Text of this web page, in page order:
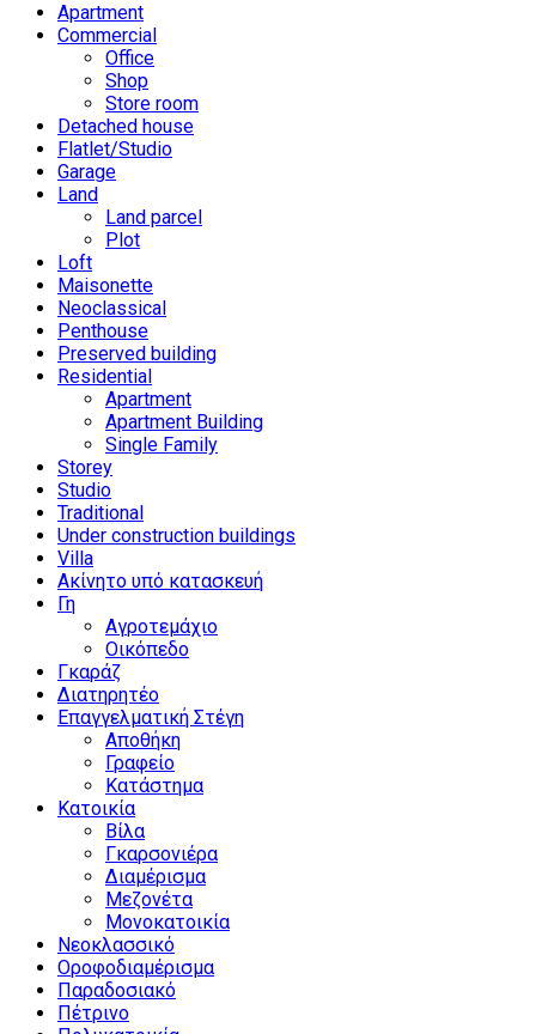
Apartment
Commercial
Office
Shop
Store room
Detached house
Flatlet/Studio
Garage
Land
Land parcel
Plot
Loft
Maisonette
Neoclassical
Penthouse
Preserved building
Residential
Apartment
Apartment Building
Single Family
Storey
Studio
Traditional
Under construction buildings
Villa
Ακίνητο υπό κατασκευή
Γη
Αγροτεμάχιο
Οικόπεδο
Γκαράζ
Διατηρητέο
Επαγγελματική Στέγη
Αποθήκη
Γραφείο
Κατάστημα
Κατοικία
Βίλα
Γκαρσονιέρα
Διαμέρισμα
Μεζονέτα
Μονοκατοικία
Νεοκλασσικό
Οροφοδιαμέρισμα
Παραδοσιακό
Πέτρινο